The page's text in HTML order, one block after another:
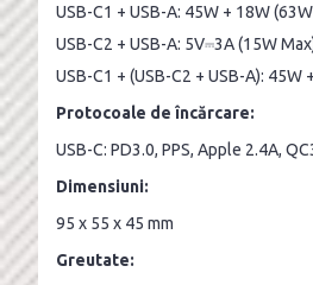
USB-C1 + USB-A: 45W + 18W
USB-C2 + USB-A: 5V⎓3A (15W
USB-C1 + (USB-C2 + USB-A): 45W
Protocoale de încărcare:
USB-C: PD3.0, PPS, Apple 2.4A,
Dimensiuni:
95 x 55 x 45 mm
Greutate: